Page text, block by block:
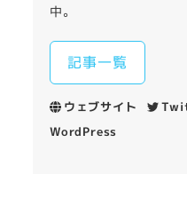
中。
記事一覧
ウェブサイト
WordPress